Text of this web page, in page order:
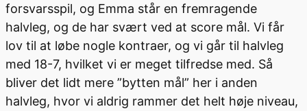
forsvarsspil, og Emma står en fremragende
halvleg, og de har svært ved at score mål. Vi får
lov til at løbe nogle kontraer, og vi går til halvleg
med 18-7, hvilket vi er meget tilfredse med. Så
bliver det lidt mere ”bytten mål” her i anden
halvleg, hvor vi aldrig rammer det helt høje niveau,